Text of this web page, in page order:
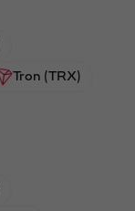
Tron (TRX)